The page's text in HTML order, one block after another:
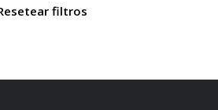
filtros